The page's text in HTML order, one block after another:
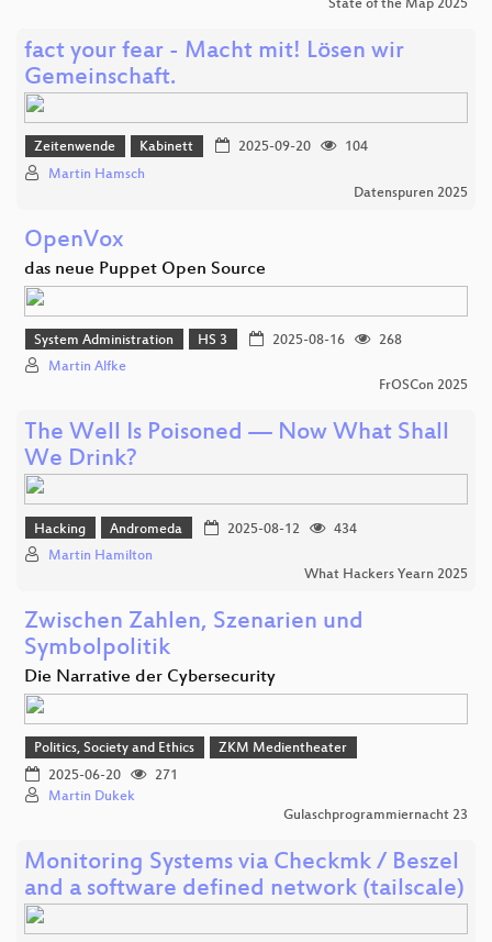
State of the Map 2025
fact your fear - Macht mit! Lösen wir
Gemeinschaft.
Zeitenwende Kabinett 2025-09-20
104
Martin Hamsch
Datenspuren 2025
OpenVox
das neue Puppet Open Source
System Administration HS 3 2025-08-16
268
Martin Alfke
FrOSCon 2025
The Well Is Poisoned — Now What Shall
We Drink?
Hacking Andromeda 2025-08-12
434
Martin Hamilton
What Hackers Yearn 2025
Zwischen Zahlen, Szenarien und
Symbolpolitik
Die Narrative der Cybersecurity
Politics, Society and Ethics
ZKM Medientheater
2025-06-20
271
Martin Dukek
Gulaschprogrammiernacht 23
Monitoring Systems via Checkmk / Beszel
and a software defined network (tailscale)